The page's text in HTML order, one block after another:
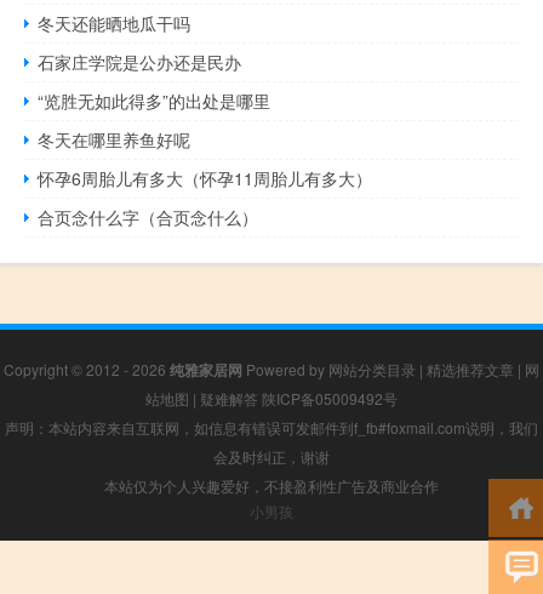
冬天还能晒地瓜干吗
石家庄学院是公办还是民办
“览胜无如此得多”的出处是哪里
冬天在哪里养鱼好呢
怀孕6周胎儿有多大（怀孕11周胎儿有多大）
合页念什么字（合页念什么）
Copyright © 2012 - 2026 纯雅家居网 Powered by 网站分类目录 | 精选推荐文章 | 网
站地图 | 疑难解答 陕ICP备05009492号
声明：本站内容来自互联网，如信息有错误可发邮件到f_fb#foxmail.com说明，我们
会及时纠正，谢谢
本站仅为个人兴趣爱好，不接盈利性广告及商业合作
小男孩